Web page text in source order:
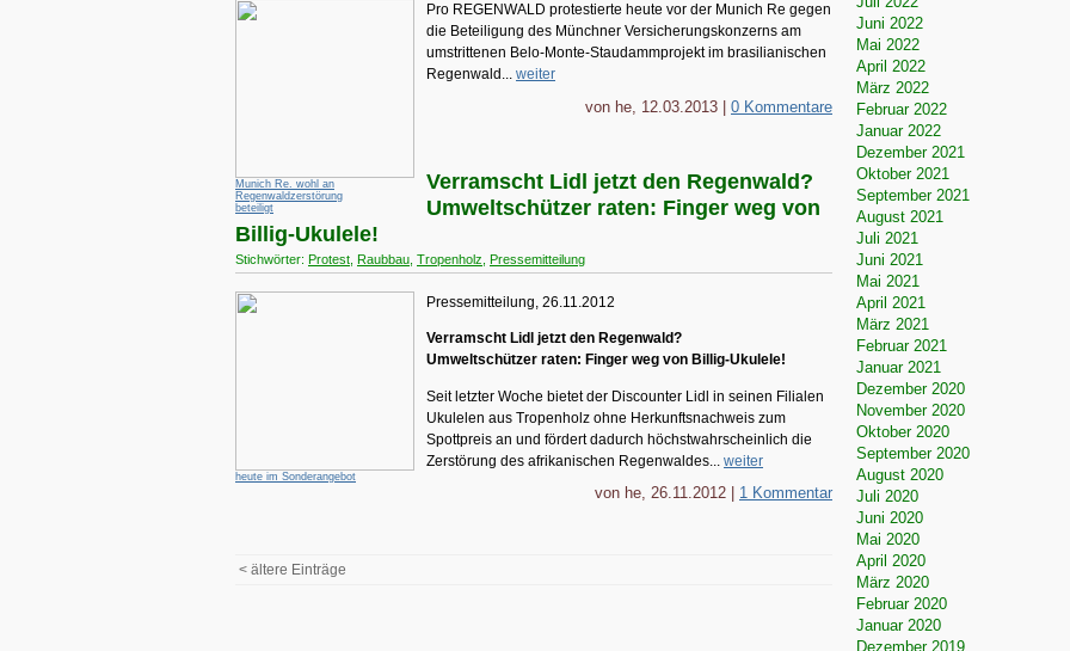
Munich Re. wohl an
Regenwaldzerstörung
beteiligt
Pro REGENWALD protestierte heute vor der Munich Re gegen
die Beteiligung des Münchner Versicherungskonzerns am
umstrittenen Belo-Monte-Staudammprojekt im brasilianischen
Regenwald... weiter
von he, 12.03.2013 | 0 Kommentare
Verramscht Lidl jetzt den Regenwald?
Umweltschützer raten: Finger weg von
Billig-Ukulele!
Stichwörter: Protest Raubbau Tropenholz Pressemitteilung
heute im Sonderangebot
Pressemitteilung, 26.11.2012
Verramscht Lidl jetzt den Regenwald?
Umweltschützer raten: Finger weg von Billig-Ukulele!
Seit letzter Woche bietet der Discounter Lidl in seinen Filialen
Ukulelen aus Tropenholz ohne Herkunftsnachweis zum
Spottpreis an und fördert dadurch höchstwahrscheinlich die
Zerstörung des afrikanischen Regenwaldes... weiter
von he, 26.11.2012 | 1 Kommentar
< ältere Einträge
Juni 2022
Mai 2022
April 2022
März 2022
Februar 2022
Januar 2022
Dezember 2021
Oktober 2021
September 2021
August 2021
Juli 2021
Juni 2021
Mai 2021
April 2021
März 2021
Februar 2021
Januar 2021
Dezember 2020
November 2020
Oktober 2020
September 2020
August 2020
Juli 2020
Juni 2020
Mai 2020
April 2020
März 2020
Februar 2020
Januar 2020
Dezember 2019